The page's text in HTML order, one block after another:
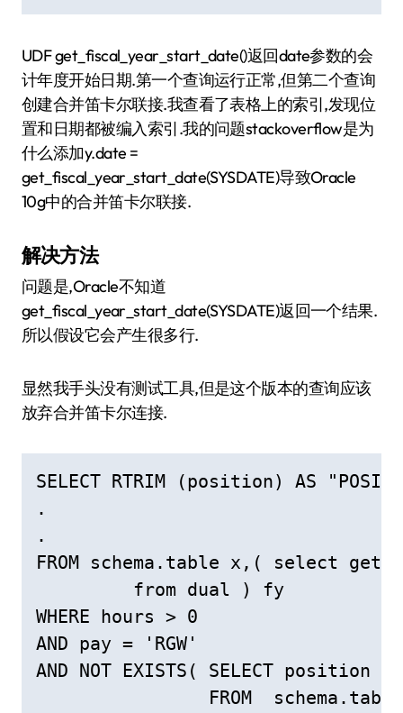
UDF get_fiscal_year_start_date()返回date参数的会
计年度开始日期.第一个查询运行正常,但第二个查询
创建合并笛卡尔联接.我查看了表格上的索引,发现位
置和日期都被编入索引.我的问题stackoverflow是为
什么添加y.date =
get_fiscal_year_start_date(SYSDATE)导致Oracle
10g中的合并笛卡尔联接.
解决方法
问题是,Oracle不知道
get_fiscal_year_start_date(SYSDATE)返回一个结果.
所以假设它会产生很多行.
显然我手头没有测试工具,但是这个版本的查询应该
放弃合并笛卡尔连接.
SELECT RTRIM (position) AS
.
.
FROM schema.table x,( select
         from dual ) fy
WHERE hours > 0
AND pay = 'RGW'
AND NOT EXISTS( SELECT position
FROM